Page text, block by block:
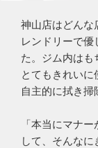
神山店はどんな
レンドリーで
た。ジム内は
とてもきれい
自主的に拭き掃
「本当にマナ
して、そんな